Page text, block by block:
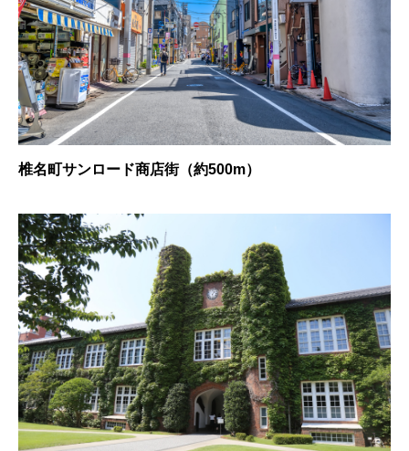
椎名町サンロード商店街（約500m）